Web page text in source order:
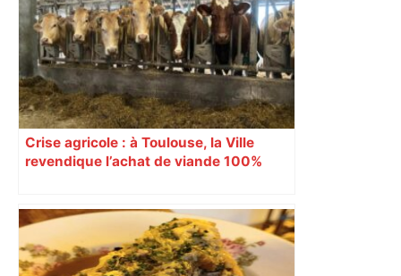
Crise agricole : à Toulouse, la Ville
revendique l’achat de viande 100%